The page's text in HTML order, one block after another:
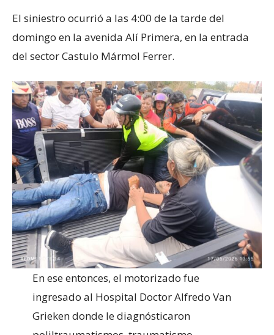
El siniestro ocurrió a las 4:00 de la tarde del
domingo en la avenida Alí Primera, en la entrada
del sector Castulo Mármol Ferrer.
En ese entonces, el motorizado fue
ingresado al Hospital Doctor Alfredo Van
Grieken donde le diagnósticaron